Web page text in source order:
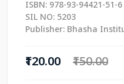
ISBN: 978-93-94421-51-6
SIL NO: 5203
Publisher: Bhasha
₹120.00 ₹150.00